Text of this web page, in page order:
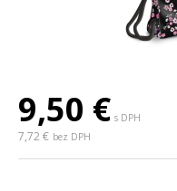
9,50 € s DPH
7,72 € bez DPH